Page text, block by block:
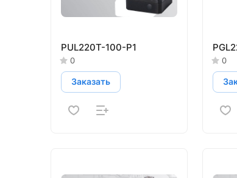
PUL220T-100-P1
0
Заказать
0